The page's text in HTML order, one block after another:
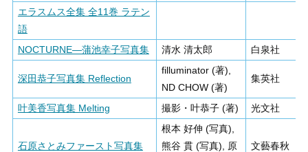
エラスムス全集 全11巻 ラテン
語
NOCTURNE―蒲池幸子写真集
清水 清太郎 白泉社
深田恭子写真集 Reflection
filluminator (著),
ND CHOW (著)
集英社
叶美香写真集 Melting 撮影・叶恭子 (著) 光文社
石原さとみファースト写真集
根本 好伸 (写真),
熊谷 貫 (写真), 原
文藝春秋